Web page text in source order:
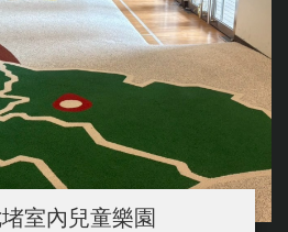
室內兒童樂園